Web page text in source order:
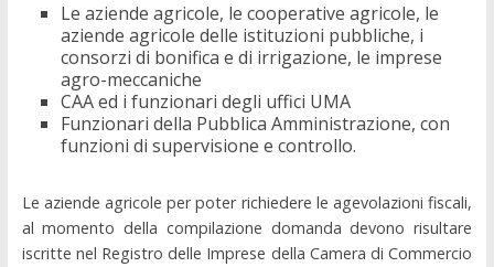
Le aziende agricole, le cooperative agricole, le
aziende agricole delle istituzioni pubbliche, i
consorzi di bonifica e di irrigazione, le imprese
agro-meccaniche
CAA ed i funzionari degli uffici UMA
Funzionari della Pubblica Amministrazione, con
funzioni di supervisione e controllo.
Le aziende agricole per poter richiedere le agevolazioni fiscali,
al momento della compilazione domanda devono risultare
iscritte nel Registro delle Imprese della Camera di Commercio